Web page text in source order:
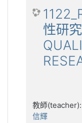
性研
教師(teacher):
信輝